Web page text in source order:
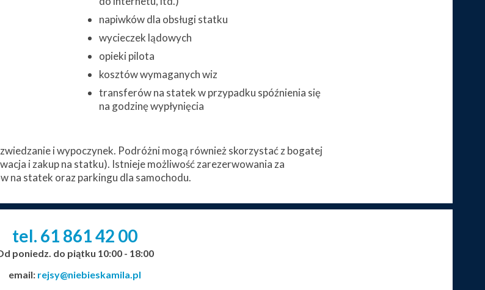
napiwków dla obsługi statku
wycieczek lądowych
opieki pilota
kosztów wymaganych wiz
transferów na statek w przypadku spóźnienia się
na godzinę wypłynięcia
i wypoczynek. Podróżni mogą również skorzystać z bogatej
i zakup na statku). Istnieje możliwość zarezerwowania za
na statek oraz parkingu dla samochodu.
tel. 61 86142 00
poniedz. do piątku 10:00 - 18:00
email: rejsy@niebieskamila.pl